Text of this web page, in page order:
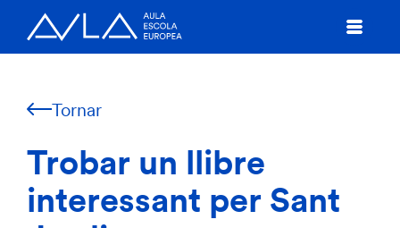
Tornar
Trobar un llibre
interessant per Sant